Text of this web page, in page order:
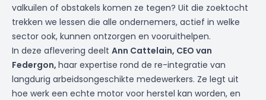
valkuilen of obstakels komen ze tegen? Uit die zoektocht
trekken we lessen die alle ondernemers, actief in welke
sector ook, kunnen ontzorgen en vooruithelpen.
In deze aflevering deelt Ann Cattelain, CEO van
Federgon, haar expertise rond de re-integratie van
langdurig arbeidsongeschikte medewerkers. Ze legt uit
hoe werk een echte motor voor herstel kan worden, en